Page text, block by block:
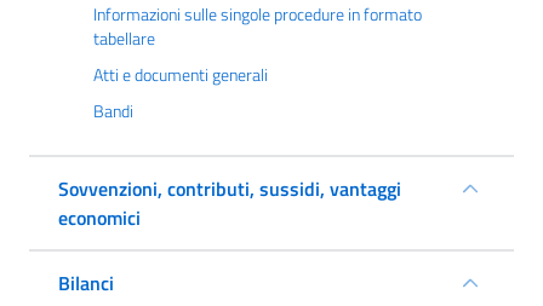
Informazioni sulle singole procedure in formato
tabellare
Atti e documenti generali
Bandi
Sovvenzioni, contributi, sussidi, vantaggi
economici
Bilanci